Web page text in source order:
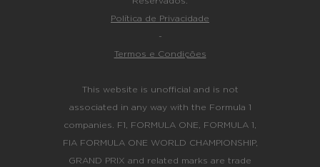
Política de Privacidade
-
Termos e Condições
This website is unofficial and is not
associated in any way with the Formula 1
companies. F1, FORMULA ONE, FORMULA 1,
FIA FORMULA ONE WORLD CHAMPIONSHIP,
GRAND PRIX and related marks are trade